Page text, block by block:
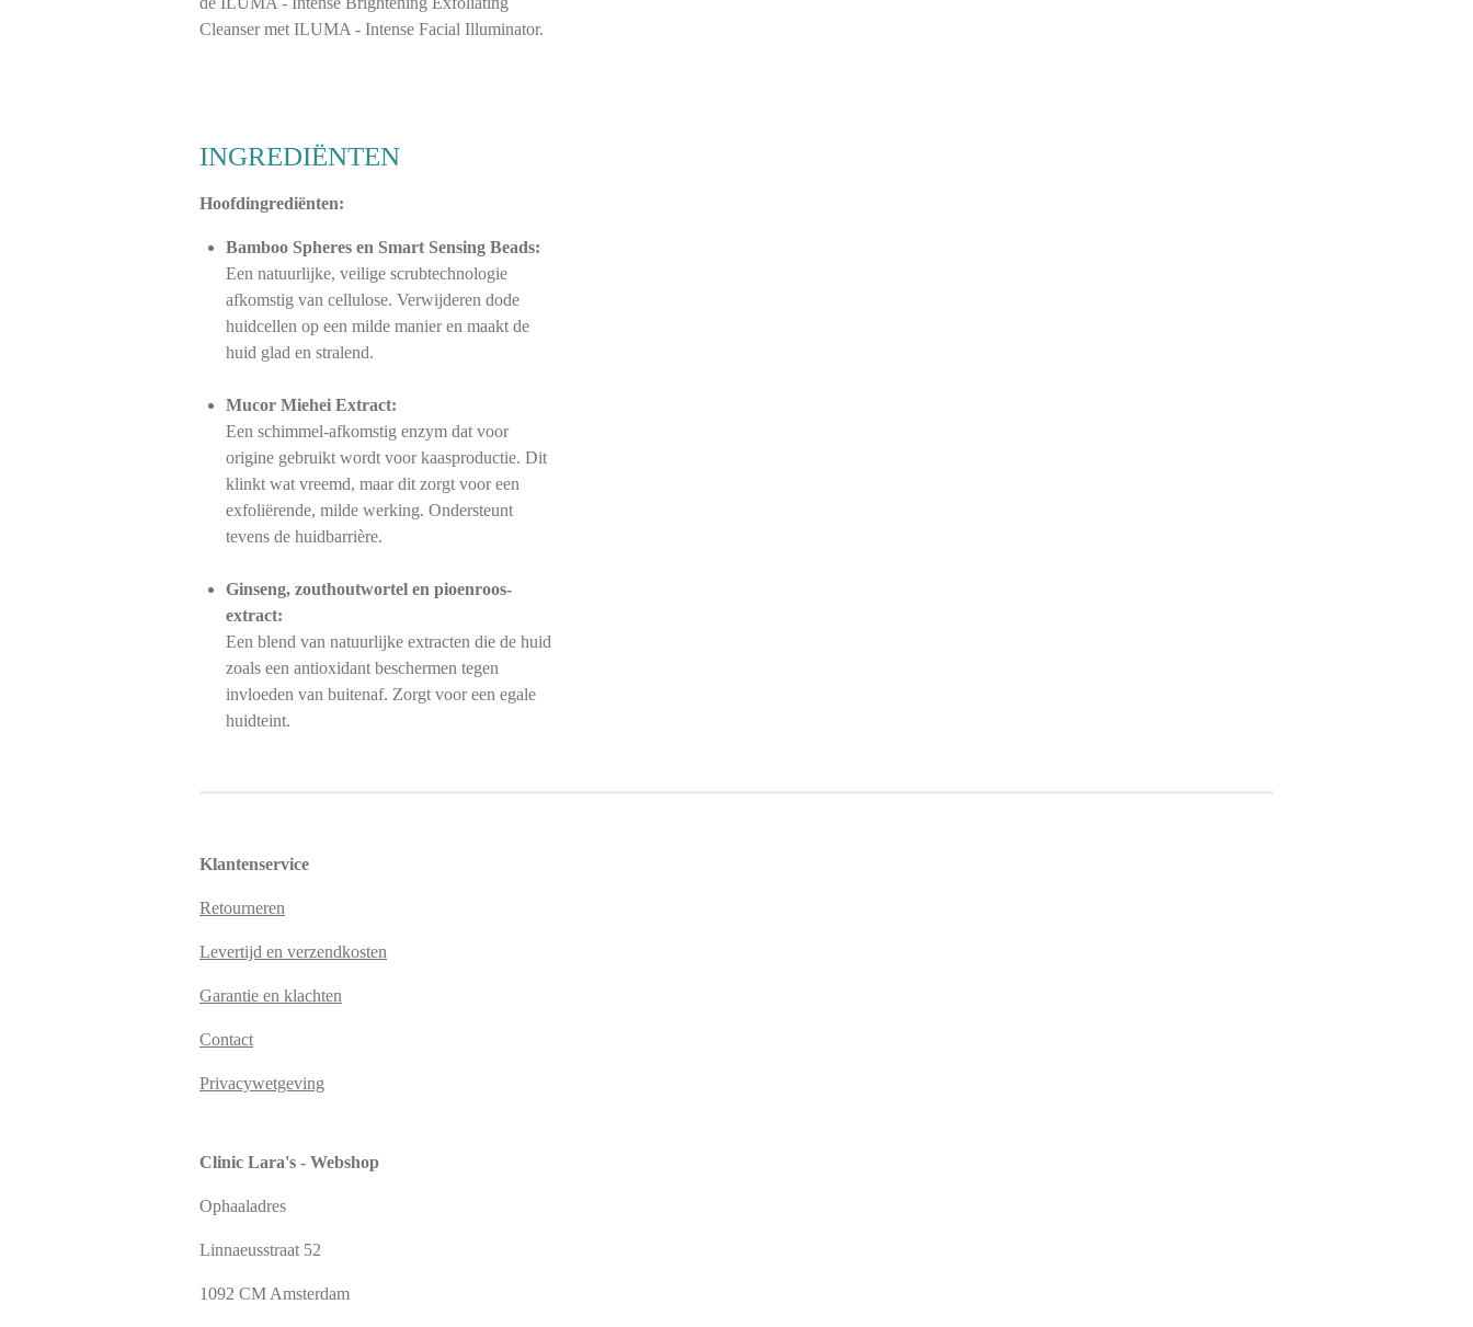
Cleanser met ILUMA - Intense Facial Illuminator.
INGREDIËNTEN
Hoofdingrediënten:
Bamboo Spheres en Smart Sensing Beads:
Een natuurlijke, veilige scrubtechnologie
afkomstig van cellulose. Verwijderen dode
huidcellen op een milde manier en maakt de
huid glad en stralend.
Mucor Miehei Extract:
Een schimmel-afkomstig enzym dat voor
origine gebruikt wordt voor kaasproductie. Dit
klinkt wat vreemd, maar dit zorgt voor een
exfoliërende, milde werking. Ondersteunt
tevens de huidbarrière.
Ginseng, zouthoutwortel en pioenroos-
extract:
Een blend van natuurlijke extracten die de huid
zoals een antioxidant beschermen tegen
invloeden van buitenaf. Zorgt voor een egale
huidteint.
Klantenservice
Retourneren
Levertijd en verzendkosten
Garantie en klachten
Contact
Privacywetgeving
Clinic Lara's - Webshop
Ophaaladres
Linnaeusstraat 52
1092 CM Amsterdam